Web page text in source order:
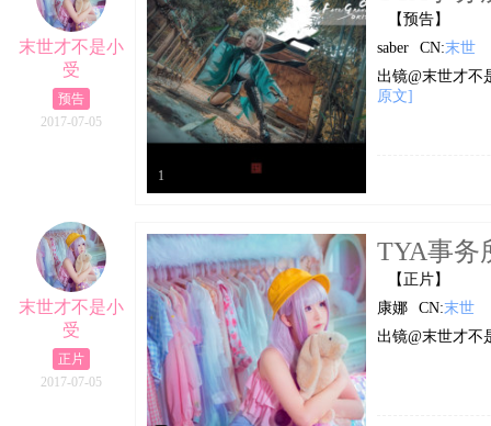
末世才不是小
受
预告
2017-07-05
1
【预告】
saber
CN:末世
出镜@末世才不
原文]
末世才不是小
受
正片
2017-07-05
TYA事务
【正片】
康娜
CN:末世
出镜@末世才不